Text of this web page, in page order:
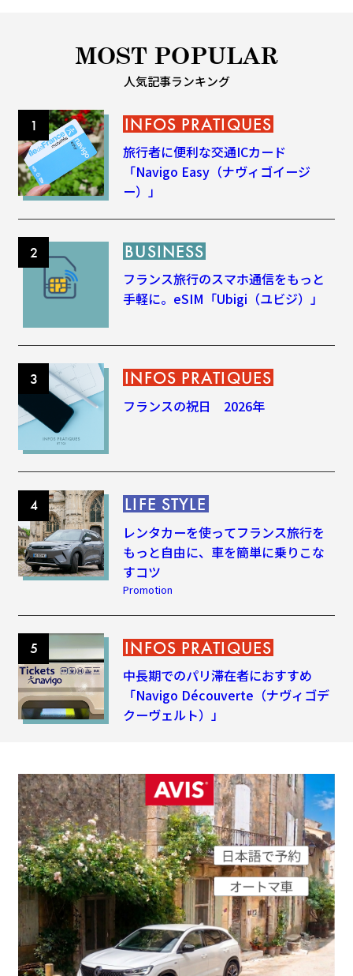
MOST POPULAR
人気記事ランキング
INFOS PRATIQUES
旅行者に便利な交通ICカード
「Navigo Easy（ナヴィゴイージ
ー）」
BUSINESS
フランス旅行のスマホ通信をもっと
手軽に。eSIM「Ubigi（ユビジ）」
INFOS PRATIQUES
フランスの祝日 2026年
LIFE STYLE
レンタカーを使ってフランス旅行を
もっと自由に、車を簡単に乗りこな
すコツ
Promotion
INFOS PRATIQUES
中長期でのパリ滞在者におすすめ
「Navigo Découverte（ナヴィゴデ
クーヴェルト）」